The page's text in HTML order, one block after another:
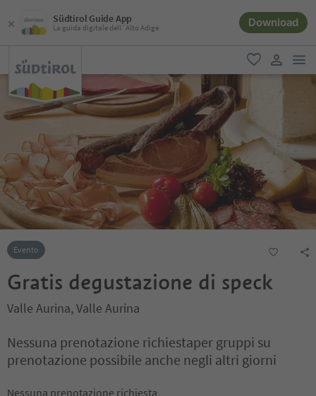
Südtirol Guide App
La guida digitale dell´Alto Adige Download
favoriti
user link
Evento
Gratis degustazione di speck
Valle Aurina, Valle Aurina
Nessuna prenotazione richiestaper gruppi su
prenotazione possibile anche negli altri giorni
Nessuna prenotazione richiesta